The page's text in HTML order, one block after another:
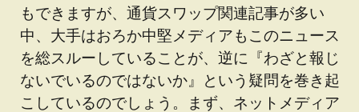
もできますが、通貨スワップ関連記事が多い
中、大手はおろか中堅メディアもこのニュース
を総スルーしていることが、逆に『わざと報じ
ないでいるのではないか』という疑問を巻き起
こしているのでしょう。まず、ネットメディア